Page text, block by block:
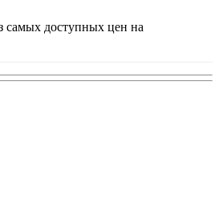
самых доступных цен на